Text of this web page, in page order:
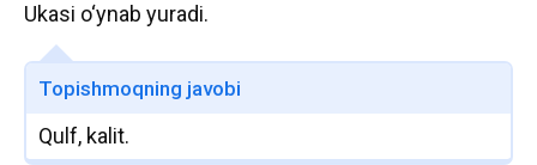
Ukasi o‘ynab yuradi.
Topishmoqning javobi
Qulf, kalit.